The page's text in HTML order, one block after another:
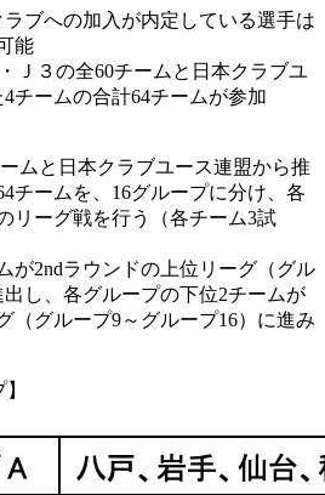
ブへの加入が内定している選手は
能
Ｊ３の全60チームと日本クラブユ
チームの合計64チームが参加
ムと日本クラブユース連盟から推
チームを、16グループに分け、各
リーグ戦を行う（各チーム3試
が2ndラウンドの上位リーグ（グル
し、各グループの下位2チームが
（グループ9～グループ16）に進み